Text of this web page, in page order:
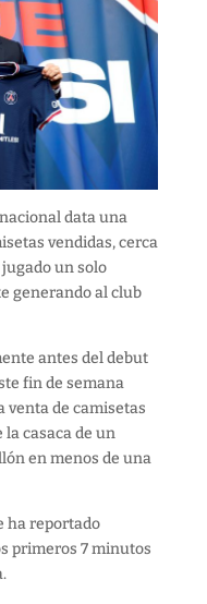
data una
vendidas, cerca
un solo
generando al club
antes del debut
fin de semana
venta de camisetas
casaca de un
en menos de una
ha reportado
primeros 7 minutos